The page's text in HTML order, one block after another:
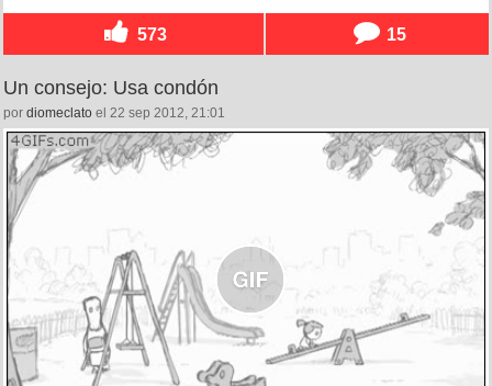
573 15
Un consejo: Usa condón
por diomeclato el 22 sep 2012, 21:01